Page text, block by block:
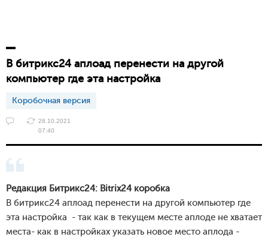
В битрикс24 аплоад перенести на другой
компьютер где эта настройка
Коробочная версия
28.10.2021
07:40
Редакция Битрикс24: Bitrix24 коробка
В битрикс24 аплоад перенести на другой компьютер где
эта настройка - так как в текущем месте аплоде не хватает
места- как в настройках указать новое место аплода -